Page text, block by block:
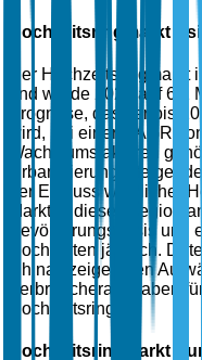
Hochzeitsringmarkt
Der Hochzeitsringmarkt
und wurde 2025 auf 6,2
Prognose, dass er bis
wird, bei einer CAGR
Wachstumsfaktoren
Urbanisierung,
der Einfluss westlicher
Markt in dieser Region
Bevölkerungsbasis und
Hochzeiten jährlich.
Chinas zeigen den
Verbraucherausgaben
Hochzeitsringen.
Hochzeitsringmarkt